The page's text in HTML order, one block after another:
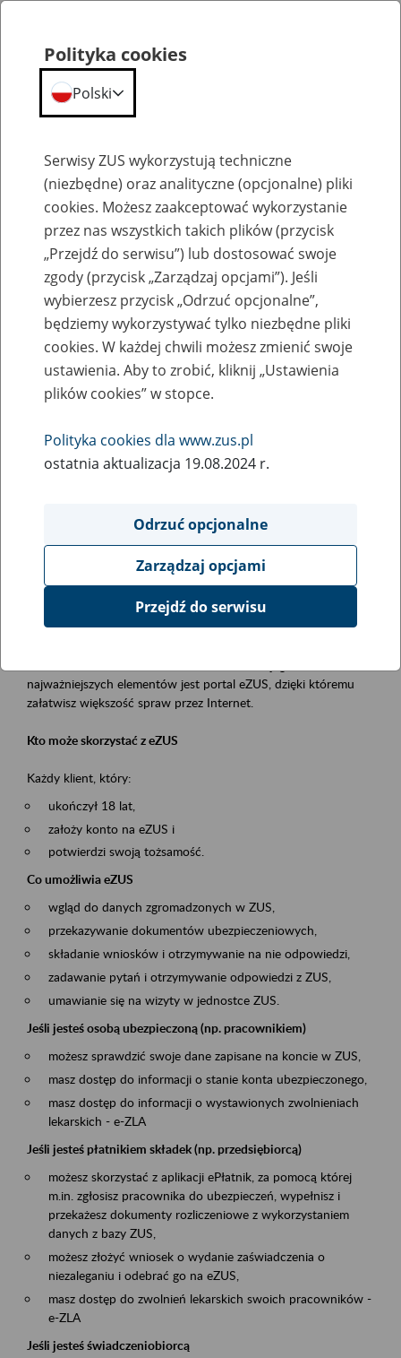
Szkolenia
Zaproś ZUS do siebie - zakładanie profili
eZUS w siedzibie Twojej firmy
Rodzaj wydarzenia
Szkolenia
Obszar merytoryczny
obsługa klientów
Opis wydarzenia
Platforma Usług Elektronicznych ZUS eZUS
najważniejszych elementów jest portal eZUS, dzięki któremu
załatwisz większość spraw przez Internet.
Kto może skorzystać z eZUS
Każdy klient, który:
ukończył 18 lat,
założy konto na eZUS i
potwierdzi swoją tożsamość.
Co umożliwia eZUS
wgląd do danych zgromadzonych w ZUS,
przekazywanie dokumentów ubezpieczeniowych,
składanie wniosków i otrzymywanie na nie odpowiedzi,
zadawanie pytań i otrzymywanie odpowiedzi z ZUS,
umawianie się na wizyty w jednostce ZUS.
Jeśli jesteś osobą ubezpieczoną (np. pracownikiem)
możesz sprawdzić swoje dane zapisane na koncie w ZUS,
masz dostęp do informacji o stanie konta ubezpieczonego,
masz dostęp do informacji o wystawionych zwolnieniach
lekarskich - e-ZLA
Jeśli jesteś płatnikiem składek (np. przedsiębiorcą)
możesz skorzystać z aplikacji ePłatnik, za pomocą której
m.in. zgłosisz pracownika do ubezpieczeń, wypełnisz i
przekażesz dokumenty rozliczeniowe z wykorzystaniem
danych z bazy ZUS,
możesz złożyć wniosek o wydanie zaświadczenia o
niezaleganiu i odebrać go na eZUS,
masz dostęp do zwolnień lekarskich swoich pracowników -
e-ZLA
Jeśli jesteś świadczeniobiorcą
Polityka cookies
Polski
Serwisy ZUS wykorzystują techniczne
(niezbędne) oraz analityczne (opcjonalne) pliki
cookies. Możesz zaakceptować wykorzystanie
przez nas wszystkich takich plików (przycisk
„Przejdź do serwisu”) lub dostosować swoje
zgody (przycisk „Zarządzaj opcjami”). Jeśli
wybierzesz przycisk „Odrzuć opcjonalne”,
będziemy wykorzystywać tylko niezbędne pliki
cookies. W każdej chwili możesz zmienić swoje
ustawienia. Aby to zrobić, kliknij „Ustawienia
plików cookies” w stopce.
Polityka cookies dla www.zus.pl
ostatnia aktualizacja 19.08.2024 r.
Odrzuć opcjonalne
Zarządzaj opcjami
Przejdź do serwisu